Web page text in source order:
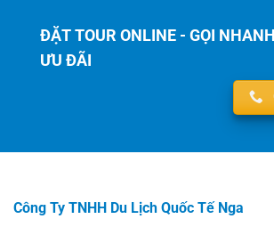
ĐẶT TOUR ONLINE - GỌI
ƯU ĐÃI
Công Ty TNHH Du Lịch Quốc Tế Nga